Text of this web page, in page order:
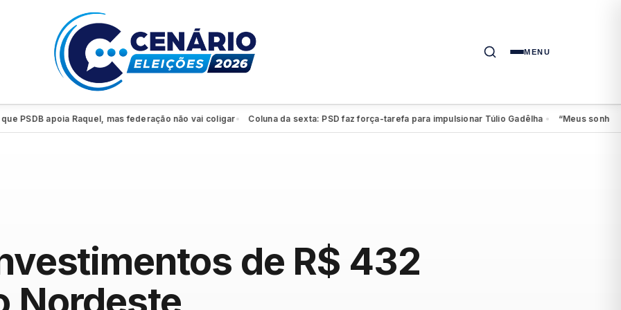
MENU
apoia Raquel, mas federação não vai coligar● Coluna da sexta: PSD faz força-tarefa para impulsionar Túlio Gadêlha● “Meus sonhos
de R$ 432